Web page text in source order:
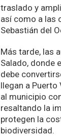
traslado y
así como a las
Sebastián del
Más tarde, las
Salado, donde
debe
llegan a Puerto
al municipio
resaltando la
protegen la
biodiversidad.